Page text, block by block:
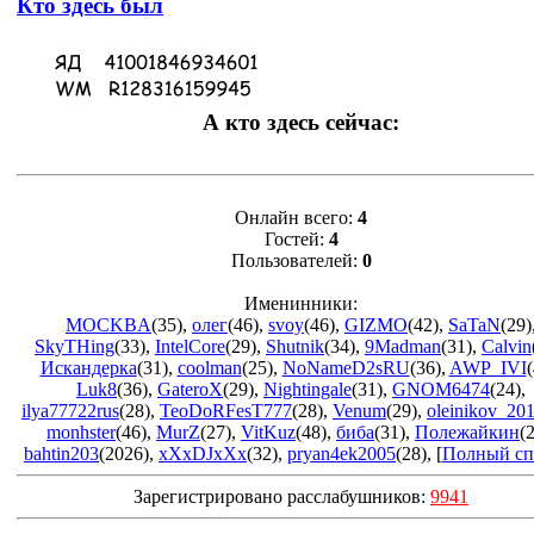
Кто здесь был
А кто здесь сейчас:
Онлайн всего: 4
Гостей: 4
Пользователей: 0
Именинники:
MOCKBA(35), олег(46), svoy(46), GIZMO(42), SaTaN(29),
SkyTHing(33), IntelCore(29), Shutnik(34), 9Madman(31), Calvin
Искандерка(31), coolman(25), NoNameD2sRU(36), AWP_IVI
Luk8(36), GateroX(29), Nightingale(31), GNOM6474(24),
ilya77722rus(28), TeoDoRFesT777(28), Venum(29),
monhster(46), MurZ(27), VitKuz(48), биба(31), Полежайкин
bahtin203(2026), xXxDJxXx(32), pryan4ek2005(28), [Полный
Зарегистрировано расслабушников: 9941